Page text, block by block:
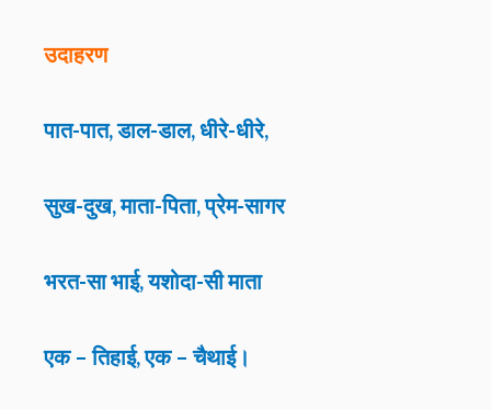
उदाहरण
पात-पात, डाल-डाल, धीरे-धीरे,
सुख-दुख, माता-पिता, प्रेम-सागर
भरत-सा भाई, यशोदा-सी माता
एक – तिहाई, एक – चैथाई।